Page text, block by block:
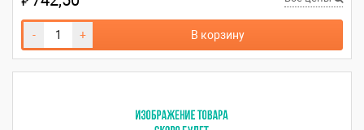
- + В корзину